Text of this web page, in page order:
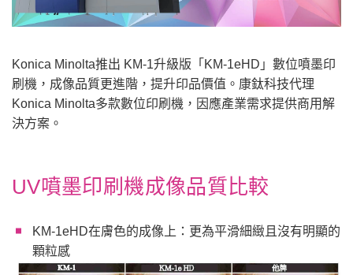
Konica Minolta推出 KM-1升級版「KM-1eHD」數位噴墨印
刷機，成像品質更進階，提升印品價值。康鈦科技代理
Konica Minolta多款數位印刷機，因應產業需求提供商用解
決方案。
UV噴墨印刷機成像品質比較
KM-1eHD在膚色的成像上：更為平滑細緻且沒有明顯的
顆粒感